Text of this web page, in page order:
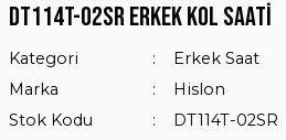
Dt114t-02sr Erkek Kol Saati
Kategori
Erkek Saat
Marka
Hislon
Stok Kodu
DT114T-02SR